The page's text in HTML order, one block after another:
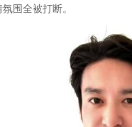
围全被打断。